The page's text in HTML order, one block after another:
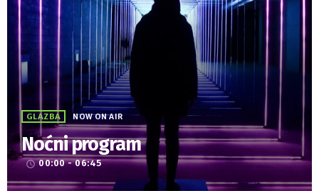
GLAZBA NOW ON AIR
Noćni program
access_time 00:00 - 06:45